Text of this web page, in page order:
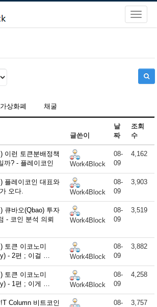
가상화폐 채굴
글쓴이
날
짜
조회
수
이런 토큰분배정책
까? - 플레이코인
Work4Block
08-
09
4,162
플레이코인 대표와
오다.
Work4Block
08-
09
3,903
큐바오(Qbao) 투자
- 코인 분석 의뢰
Work4Block
08-
09
3,519
토큰 이코노미
- 2편 ; 이걸 …
Work4Block
08-
09
3,882
토큰 이코노미
- 1편 ; 이게 …
Work4Block
08-
09
4,258
Column 비트코인
08-
3,757